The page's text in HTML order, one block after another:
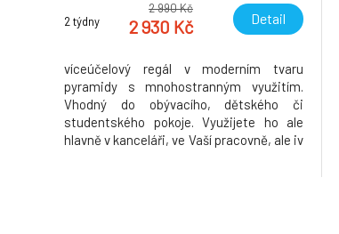
2 týdny
2 990 Kč
2 930 Kč Detail
víceúčelový regál v moderním tvaru
pyramidy s mnohostranným využitím.
Vhodný do obývacího, dětského či
studentského pokoje. Využijete ho ale
hlavně v kanceláři, ve Vaší pracovně, ale iv